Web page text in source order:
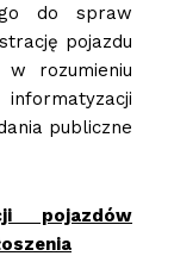
do spraw
pojazdu
rozumieniu
publiczne
pojazdów